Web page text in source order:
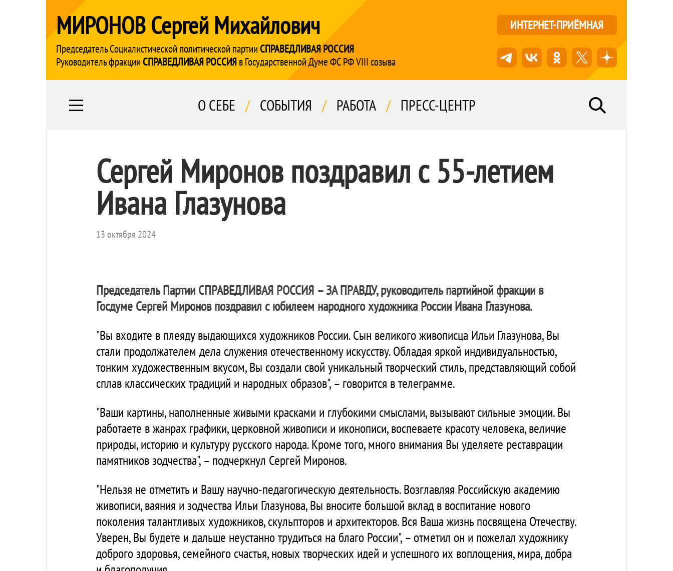
МИРОНОВ Сергей Михайлович
Председатель Социалистической политической партии СПРАВЕДЛИВАЯ РОССИЯ
Руководитель фракции СПРАВЕДЛИВАЯ РОССИЯв Государственной Думе ФС РФ VIII созыва
ИНТЕРНЕТ-ПРИЁМНАЯ
О СЕБЕ / СОБЫТИЯ / РАБОТА / ПРЕСС-ЦЕНТР
Сергей Миронов поздравил с 55-летием
Ивана Глазунова
13 октября 2024
Председатель Партии СПРАВЕДЛИВАЯ РОССИЯ – ЗА ПРАВДУ, руководитель партийной фракции в
Госдуме Сергей Миронов поздравил с юбилеем народного художника России Ивана Глазунова.
"Вы входите в плеяду выдающихся художников России. Сын великого живописца Ильи Глазунова, Вы
стали продолжателем дела служения отечественному искусству. Обладая яркой индивидуальностью,
тонким художественным вкусом, Вы создали свой уникальный творческий стиль, представляющий собой
сплав классических традиций и народных образов", – говорится в телеграмме.
"Ваши картины, наполненные живыми красками и глубокими смыслами, вызывают сильные эмоции. Вы
работаете в жанрах графики, церковной живописи и иконописи, воспеваете красоту человека, величие
природы, историю и культуру русского народа. Кроме того, много внимания Вы уделяете реставрации
памятников зодчества", – подчеркнул Сергей Миронов.
"Нельзя не отметить и Вашу научно-педагогическую деятельность. Возглавляя Российскую академию
живописи, ваяния и зодчества Ильи Глазунова, Вы вносите большой вклад в воспитание нового
поколения талантливых художников, скульпторов и архитекторов. Вся Ваша жизнь посвящена Отечеству.
Уверен, Вы будете и дальше неустанно трудиться на благо России", – отметил он и пожелал художнику
доброго здоровья, семейного счастья, новых творческих идей и успешного их воплощения, мира, добра